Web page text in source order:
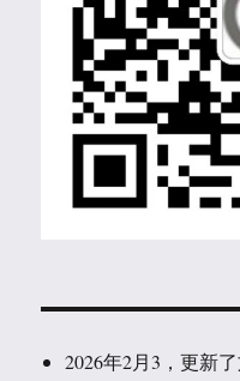
2026年2月3，更新